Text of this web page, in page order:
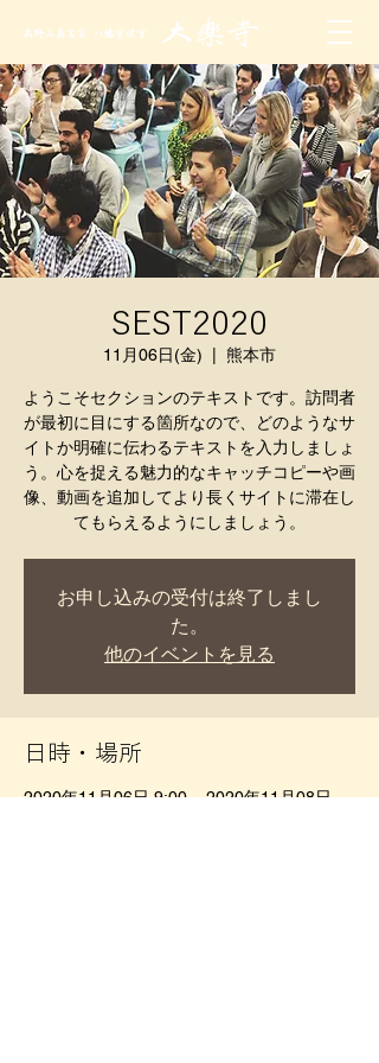
SEST2020
11月06日(金) 熊本市
ようこそセクションのテキストです。訪問者
が最初に目にする箇所なので、どのようなサ
イトか明確に伝わるテキストを入力しましょ
う。心を捉える魅力的なキャッチコピーや画
像、動画を追加してより長くサイトに滞在し
てもらえるようにしましょう。
お申し込みの受付は終了しまし
た。
他のイベントを見る
日時・場所
2020年11月06日 9:00 – 2020年11月08日